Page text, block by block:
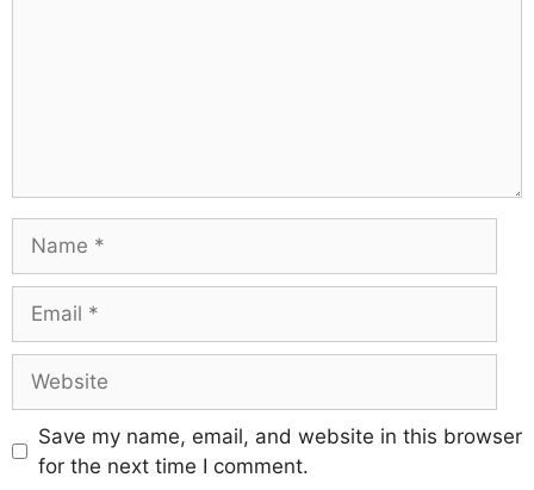
Save my name, email, and website in this browser
for the next time I comment.